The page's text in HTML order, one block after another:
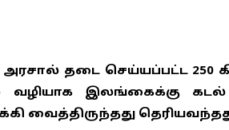
அரசால் தடை செய்யப்பட்ட
வழியாக இலங்கைக்கு
வைத்திருந்தது